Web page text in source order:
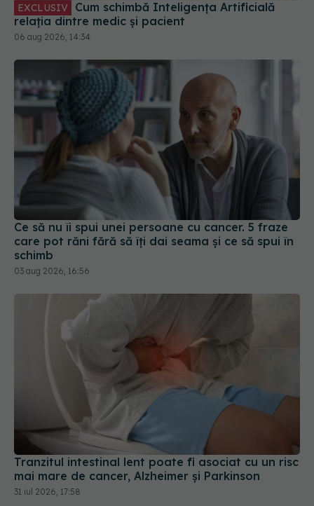
EXCLUSIV
relația dintre medic și pacient
06 aug 2026, 14:34
Ce să nu îi spui unei persoane cu cancer. 5 fraze
care pot răni fără să îți dai seama și ce să spui în
schimb
03 aug 2026, 16:56
Tranzitul intestinal lent poate fi asociat cu un risc
mai mare de cancer, Alzheimer și Parkinson
31 iul 2026, 17:58